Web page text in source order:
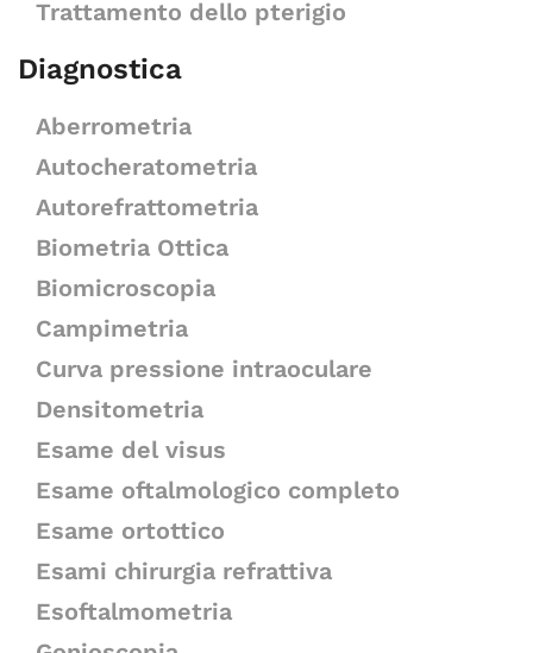
Trattamento dello pterigio
Diagnostica
Aberrometria
Autocheratometria
Autorefrattometria
Biometria Ottica
Biomicroscopia
Campimetria
Curva pressione intraoculare
Densitometria
Esame del visus
Esame oftalmologico completo
Esame ortottico
Esami chirurgia refrattiva
Esoftalmometria